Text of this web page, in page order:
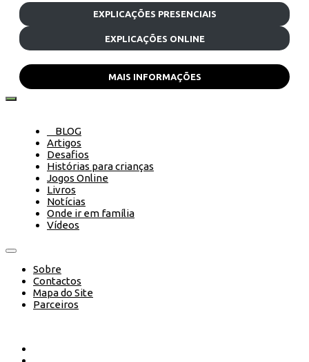
EXPLICAÇÕES PRESENCIAIS
EXPLICAÇÕES ONLINE
MAIS INFORMAÇÕES
BLOG
Artigos
Desafios
Histórias para crianças
Jogos Online
Livros
Notícias
Onde ir em família
Vídeos
Sobre
Contactos
Mapa do Site
Parceiros